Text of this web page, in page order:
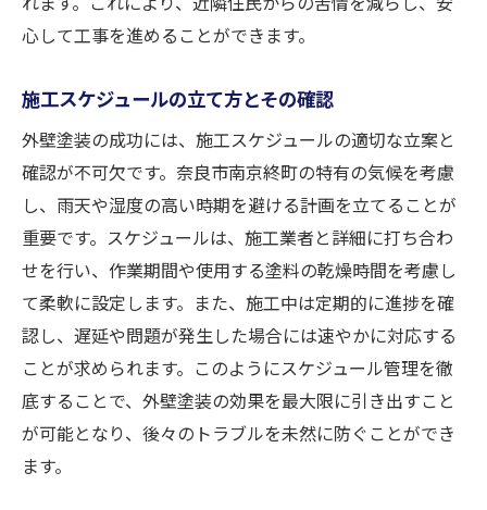
心して工事を進めることができます。
施工スケジュールの立て方とその確認
外壁塗装の成功には、施工スケジュールの適切な立案と
確認が不可欠です。奈良市南京終町の特有の気候を考慮
し、雨天や湿度の高い時期を避ける計画を立てることが
重要です。スケジュールは、施工業者と詳細に打ち合わ
せを行い、作業期間や使用する塗料の乾燥時間を考慮し
て柔軟に設定します。また、施工中は定期的に進捗を確
認し、遅延や問題が発生した場合には速やかに対応する
ことが求められます。このようにスケジュール管理を徹
底することで、外壁塗装の効果を最大限に引き出すこと
が可能となり、後々のトラブルを未然に防ぐことができ
ます。